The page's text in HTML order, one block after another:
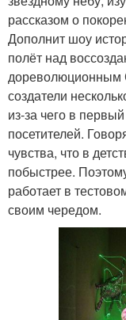
рассказом о
Дополнит шоу
полёт над
дореволюционным
создатели
из-за чего в
посетителей.
чувства, что в
побыстрее.
работает в
своим чередом.